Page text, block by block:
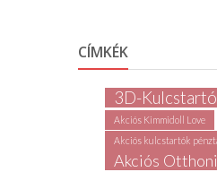
CÍMKÉK
3D-
Akciós Kimmidoll Love
Akciós kulcstartók
Akciós